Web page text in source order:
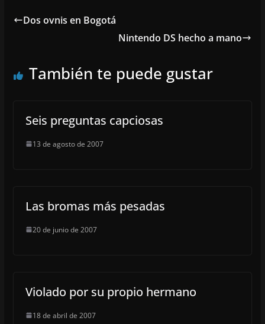
Dos ovnis en Bogotá
Nintendo DS hecho a mano
También te puede gustar
Seis preguntas capciosas
13 de agosto de 2007
Las bromas más pesadas
20 de junio de 2007
Violado por su propio hermano
18 de abril de 2007